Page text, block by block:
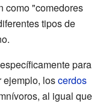
como "comedores
tipos de
para
ejemplo, loscerdos
al igual que